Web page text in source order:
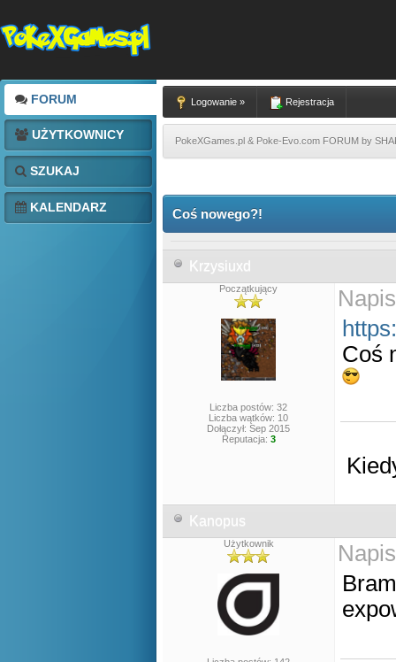
FORUM
UŻYTKOWNICY
SZUKAJ
KALENDARZ
Logowanie » Rejestracja
PokeXGames.pl & Poke-Evo.com FORUM by
Coś nowego?!
Krzysiuxd
Początkujący
Liczba postów: 32
Liczba wątków: 10
Dołączył: Sep 2015
Reputacja: 3
Coś
Kanopus
Użytkownik